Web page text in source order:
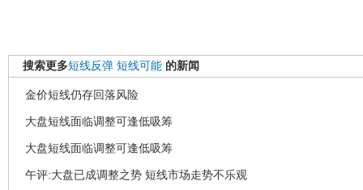
搜索更多短线反弹 短线可能 的新闻
金价短线仍存回落风险
大盘短线面临调整可逢低吸筹
大盘短线面临调整可逢低吸筹
午评:大盘已成调整之势 短线市场走势不乐观